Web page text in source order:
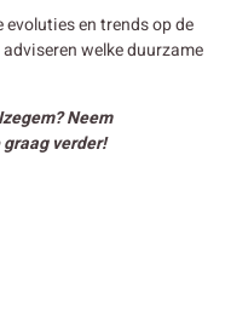
en trends op de
welke duurzame
Neem
verder!